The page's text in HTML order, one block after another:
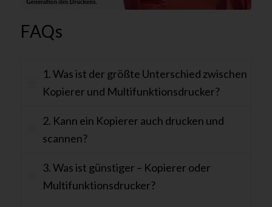
FAQs
1. Was ist der größte Unterschied zwischen
Kopierer und Multifunktionsdrucker?
2. Kann ein Kopierer auch drucken und
scannen?
3. Was ist günstiger – Kopierer oder
Multifunktionsdrucker?